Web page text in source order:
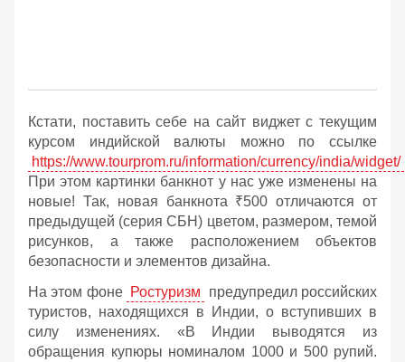
Кстати, поставить себе на сайт виджет с текущим
курсом индийской валюты можно по ссылке
https://www.tourprom.ru/information/currency/india/widget/
При этом картинки банкнот у нас уже изменены на
новые! Так, новая банкнота ₹500 отличаются от
предыдущей (серия СБН) цветом, размером, темой
рисунков, а также расположением объектов
безопасности и элементов дизайна.
На этом фоне Ростуризм
предупредил российских
туристов, находящихся в Индии, о вступивших в
силу изменениях. «В Индии выводятся из
обращения купюры номиналом 1000 и 500 рупий.